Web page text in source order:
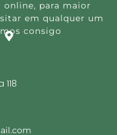
para maior
em qualquer um
consigo